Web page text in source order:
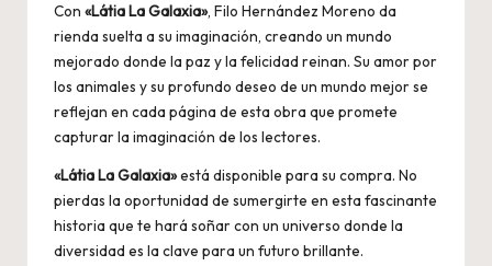
Con «Látia La Galaxia», Filo Hernández Moreno da
rienda suelta a su imaginación, creando un mundo
mejorado donde la paz y la felicidad reinan. Su amor por
los animales y su profundo deseo de un mundo mejor se
reflejan en cada página de esta obra que promete
capturar la imaginación de los lectores.
«Látia La Galaxia»está disponible para su compra. No
pierdas la oportunidad de sumergirte en esta fascinante
historia que te hará soñar con un universo donde la
diversidad es la clave para un futuro brillante.